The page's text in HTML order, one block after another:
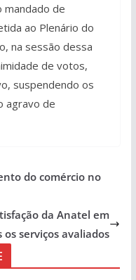
mandado de
ao Plenário do
na sessão dessa
de votos,
suspendendo os
agravo de
do comércio no
da Anatel em
os serviços avaliados